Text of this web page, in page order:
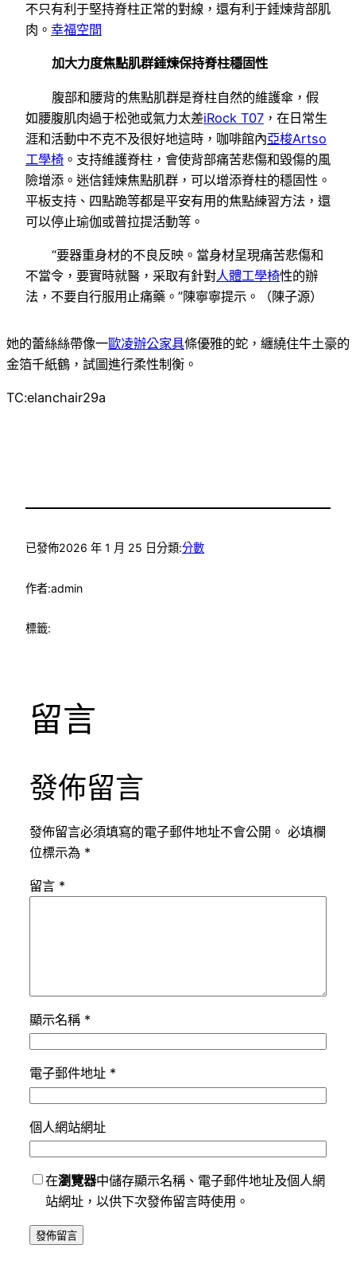
不只有利于堅持脊柱正常的對線，還有利于錘煉背部肌
肉。 幸福空間
加大力度焦點肌群錘煉保持脊柱穩固性
腹部和腰背的焦點肌群是脊柱自然的維護傘，假
如腰腹肌肉過于松弛或氣力太差iRock T07 ，在日常生
涯和活動中不克不及很好地這時，咖啡館內亞梭Artso
工學椅 。支持維護脊柱，會使背部痛苦悲傷和毀傷的風
險增添。迷信錘煉焦點肌群，可以增添脊柱的穩固性。
平板支持、四點跪等都是平安有用的焦點練習方法，還
可以停止瑜伽或普拉提活動等。
“要器重身材的不良反映。當身材呈現痛苦悲傷和
不當令，要實時就醫，采取有針對人體工學椅性的辦
法，不要自行服用止痛藥。”陳寧寧提示。（陳子源）
她的蕾絲絲帶像一歐凌辦公家具條優雅的蛇，纏繞住牛土豪的
金箔千紙鶴，試圖進行柔性制衡。
TC:elanchair29a
已發佈2026 年 1 月 25 日分類:分數
作者:admin
標籤:
留言
發佈留言
發佈留言必須填寫的電子郵件地址不會公開。 必填欄
位標示為 *
留言 *
顯示名稱 *
電子郵件地址 *
個人網站網址
在瀏覽器中儲存顯示名稱、電子郵件地址及個人網
站網址，以供下次發佈留言時使用。